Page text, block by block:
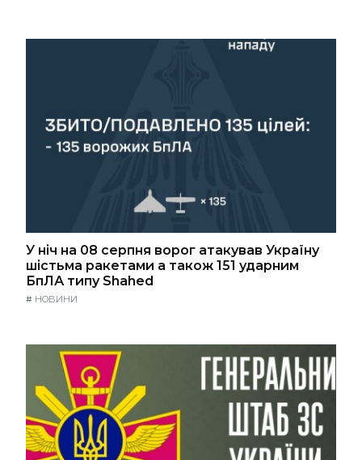
У ніч на 08 серпня ворог атакував Україну
шістьма ракетами а також 151 ударним
БпЛА типу Shahed
# НОВИНИ